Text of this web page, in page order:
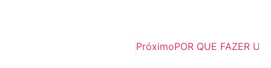
PróximoPOR QUE FAZER